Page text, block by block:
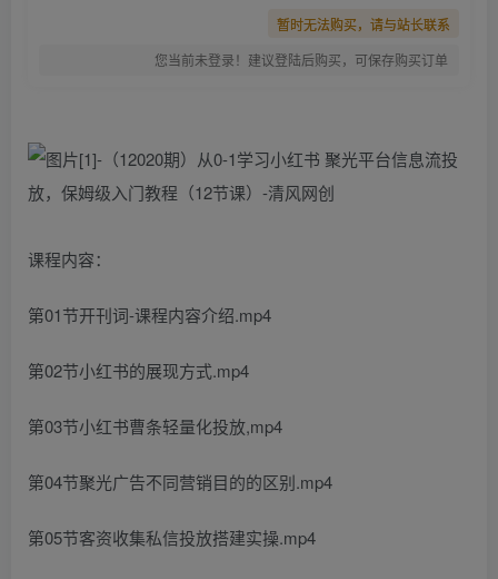
暂时无法购买，请与站长联系
您当前未登录！建议登陆后购买，可保存购买订单
课程内容：
第01节开刊词-课程内容介绍.mp4
第02节小红书的展现方式.mp4
第03节小红书曹条轻量化投放,mp4
第04节聚光广告不同营销目的的区别.mp4
第05节客资收集私信投放搭建实操.mp4